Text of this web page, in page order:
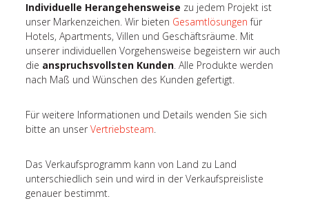
Individuelle Herangehensweise zu jedem Projekt ist
unser Markenzeichen. Wir bieten Gesamtlösungen für
Hotels, Apartments, Villen und Geschäftsräume. Mit
unserer individuellen Vorgehensweise begeistern wir auch
die anspruchsvollsten Kunden. Alle Produkte werden
nach Maß und Wünschen des Kunden gefertigt.
Für weitere Informationen und Details wenden Sie sich
bitte an unserVertriebsteam.
Das Verkaufsprogramm kann von Land zu Land
unterschiedlich sein und wird in der Verkaufspreisliste
genauer bestimmt.